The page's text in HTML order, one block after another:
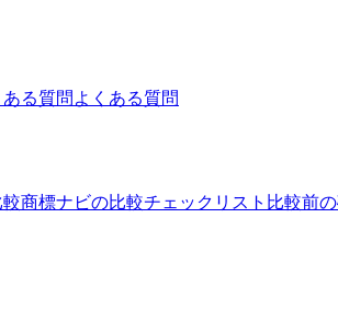
る質問 よくある質問
商標ナビの比較チェックリスト 比較前